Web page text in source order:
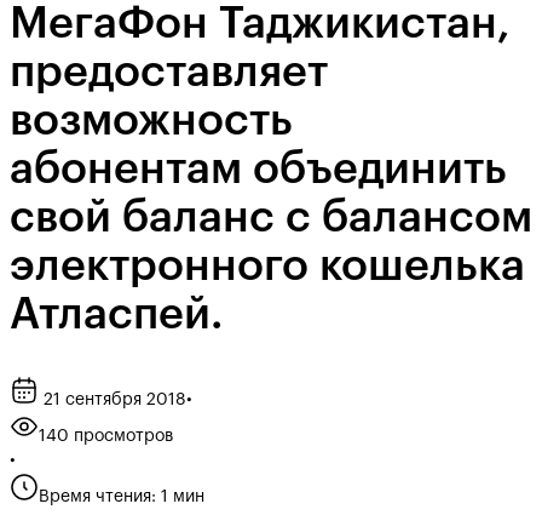
МегаФон Таджикистан,
предоставляет
возможность
абонентам объединить
свой баланс с балансом
электронного кошелька
Атласпей.
21 сентября 2018•
140 просмотров
•
Время чтения: 1 мин